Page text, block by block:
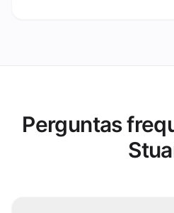
Perguntas